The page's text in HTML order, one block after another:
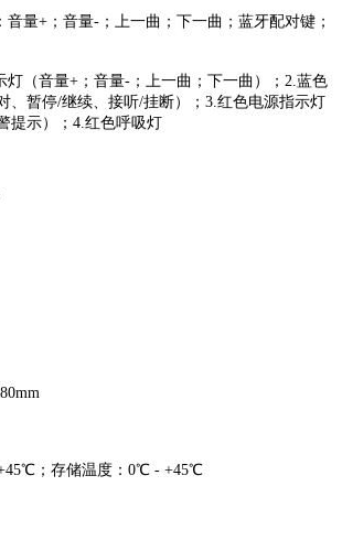
音量+；音量-；上一曲；下一曲；蓝牙配对键；
灯（音量+；音量-；上一曲；下一曲）；2.蓝色
、暂停/继续、接听/挂断）；3.红色电源指示灯
提示）；4.红色呼吸灯
；存储温度：0℃ - +45℃